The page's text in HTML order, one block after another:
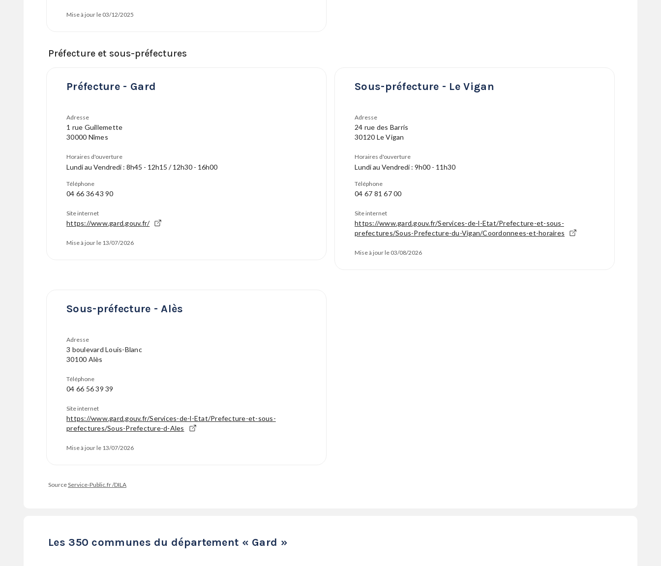
Mise à jour le 03/12/2025
Préfecture et sous-préfectures
Préfecture - Gard
Adresse
1 rue Guillemette
30000 Nîmes
Horaires d'ouverture
Lundi au Vendredi : 8h45 - 12h15 / 12h30 - 16h00
Téléphone
04 66 36 43 90
Site internet
https://www.gard.gouv.fr/
Mise à jour le 13/07/2026
Sous-préfecture - Le Vigan
Adresse
24 rue des Barris
30120 Le Vigan
Horaires d'ouverture
Lundi au Vendredi : 9h00 - 11h30
Téléphone
04 67 81 67 00
Site internet
https://www.gard.gouv.fr/Services-de-l-Etat/Prefecture-et-sous-
prefectures/Sous-Prefecture-du-Vigan/Coordonnees-et-horaires
Mise à jour le 03/08/2026
Sous-préfecture - Alès
Adresse
3 boulevard Louis-Blanc
30100 Alès
Téléphone
04 66 56 39 39
Site internet
https://www.gard.gouv.fr/Services-de-l-Etat/Prefecture-et-sous-
prefectures/Sous-Prefecture-d-Ales
Mise à jour le 13/07/2026
SourceService-Public.fr /DILA
Les 350 communes du département « Gard »